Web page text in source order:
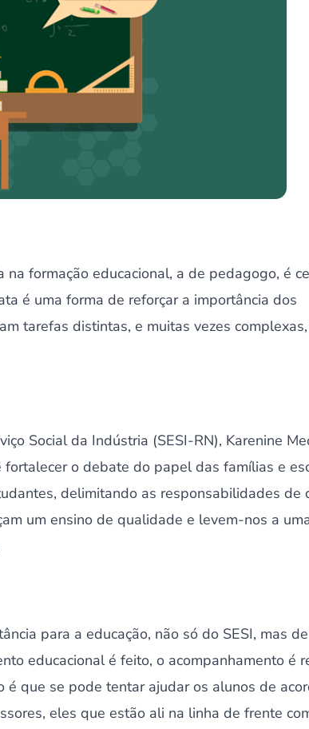
formação educacional, a de pedagogo, é
é uma forma de reforçar a importância dos
tarefas distintas, e muitas vezes
Social da Indústria (SESI-RN), Karenine
o debate do papel das famílias e
delimitando as responsabilidades de
um ensino de qualidade e levem-nos a
para a educação, não só do SESI, mas
educacional é feito, o acompanhamento é
que se pode tentar ajudar os alunos de
eles que estão ali na linha de frente